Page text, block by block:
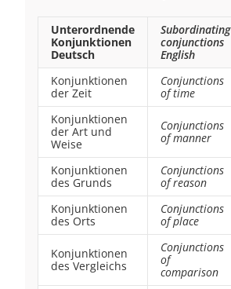
Unterordnende
Konjunktionen
Deutsch
Subordinating
conjunctions
English
Konjunktionen
der Zeit
Conjunctions
of time
Konjunktionen
der Art und
Weise
Conjunctions
of manner
Konjunktionen
des Grunds
Conjunctions
of reason
Konjunktionen
des Orts
Conjunctions
of place
Konjunktionen
des Vergleichs
Conjunctions
of
comparison